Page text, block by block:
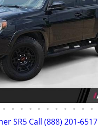
• • • • • • • • • • •
SR5 Call (888) 201-6517